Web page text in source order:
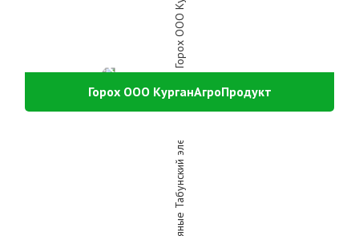
Горох ООО КурганАгроПродукт